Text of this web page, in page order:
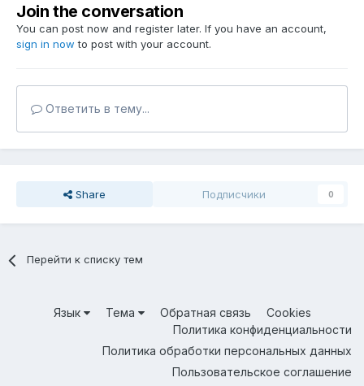
Join the conversation
You can post now and register later. If you have an account,
sign in now to post with your account.
Ответить в тему...
Share Подписчики 0
Перейти к списку тем
Язык Тема Обратная связь
Cookies
Политика конфиденциальности
Политика обработки персональных данных
Пользовательское соглашение